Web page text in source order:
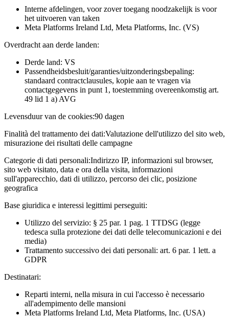
Interne afdelingen, voor zover toegang noodzakelijk is voor
het uitvoeren van taken
Meta Platforms Ireland Ltd, Meta Platforms, Inc. (VS)
Overdracht aan derde landen:
Derde land: VS
Passendheidsbesluit/garanties/uitzonderingsbepaling:
standaard contractclausules, kopie aan te vragen via
contactgegevens in punt 1, toestemming overeenkomstig art.
49 lid 1 a) AVG
Levensduur van de cookies:90 dagen
Finalità del trattamento dei dati:Valutazione dell'utilizzo del sito web,
misurazione dei risultati delle campagne
Categorie di dati personali:Indirizzo IP, informazioni sul browser,
sito web visitato, data e ora della visita, informazioni
sull'apparecchio, dati di utilizzo, percorso dei clic, posizione
geografica
Base giuridica e interessi legittimi perseguiti:
Utilizzo del servizio: § 25 par. 1 pag. 1 TTDSG (legge
tedesca sulla protezione dei dati delle telecomunicazioni e dei
media)
Trattamento successivo dei dati personali: art. 6 par. 1 lett. a
GDPR
Destinatari:
Reparti interni, nella misura in cui l'accesso è necessario
all'adempimento delle mansioni
Meta Platforms Ireland Ltd, Meta Platforms, Inc. (USA)